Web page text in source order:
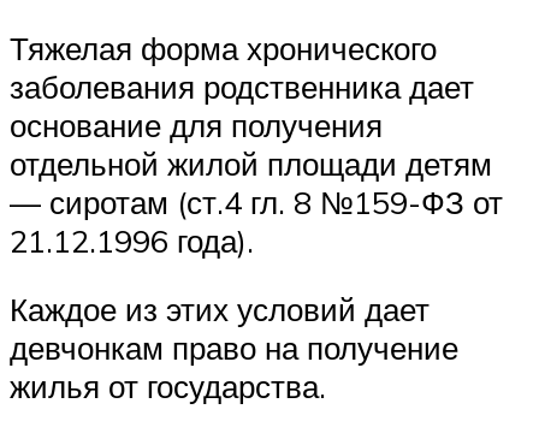
Тяжелая форма хронического
заболевания родственника дает
основание для получения
отдельной жилой площади детям
— сиротам (ст.4 гл. 8 №159-ФЗ от
21.12.1996 года).
Каждое из этих условий дает
девчонкам право на получение
жилья от государства.